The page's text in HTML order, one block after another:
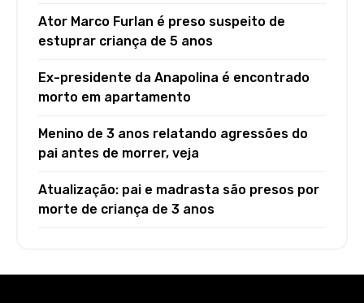
Ator Marco Furlan é preso suspeito de
estuprar criança de 5 anos
Ex-presidente da Anapolina é encontrado
morto em apartamento
Menino de 3 anos relatando agressões do
pai antes de morrer, veja
Atualização: pai e madrasta são presos por
morte de criança de 3 anos